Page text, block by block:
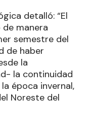
detalló: “El
manera
semestre del
de haber
la
la continuidad
época invernal,
Noreste del